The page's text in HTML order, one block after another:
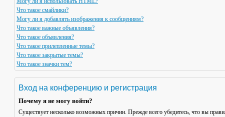
Что такое смайлики?
Могу ли я добавлять изображения к сообщениям?
Что такое важные объявления?
Что такое объявления?
Что такое прилепленные темы?
Что такое закрытые темы?
Что такое значки тем?
Вход на конференцию и регистрация
Почему я не могу войти?
Существует несколько возможных причин. Прежде всего убедитесь, что вы